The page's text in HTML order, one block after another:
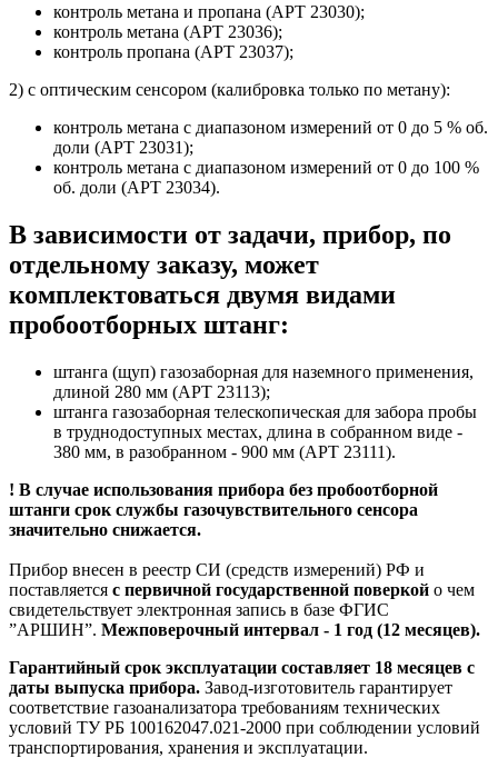
контроль метана и пропана (АРТ 23030);
контроль метана (АРТ 23036);
контроль пропана (АРТ 23037);
2) с оптическим сенсором (калибровка только по метану):
контроль метана с диапазоном измерений от 0 до 5 % об.
доли (АРТ 23031);
контроль метана с диапазоном измерений от 0 до 100 %
об. доли (АРТ 23034).
В зависимости от задачи, прибор, по
отдельному заказу, может
комплектоваться двумя видами
пробоотборных штанг:
штанга (щуп) газозаборная для наземного применения,
длиной 280 мм (АРТ 23113);
штанга газозаборная телескопическая для забора пробы
в труднодоступных местах, длина в собранном виде -
380 мм, в разобранном - 900 мм (АРТ 23111).
! В случае использования прибора без пробоотборной
штанги срок службы газочувствительного сенсора
значительно снижается.
Прибор внесен в реестр СИ (средств измерений) РФ и
поставляется с первичной государственной поверкой о чем
свидетельствует электронная запись в базе ФГИС
”АРШИН”. Межповерочный интервал - 1 год (12 месяцев).
Гарантийный срок эксплуатации составляет 18 месяцев с
даты выпуска прибора. Завод-изготовитель гарантирует
соответствие газоанализатора требованиям технических
условий ТУ РБ 100162047.021-2000 при соблюдении условий
транспортирования, хранения и эксплуатации.